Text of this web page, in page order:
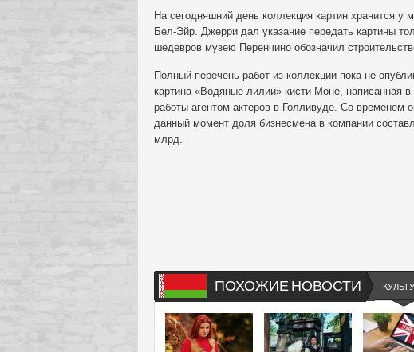
На сегодняшний день коллекция картин хранится у
Бел-Эйр. Джерри дал указание передать картины
шедевров музею Перенчино обозначил
Полный перечень работ из коллекции пока не
картина «Водяные лилии» кисти Моне, написанная
работы агентом актеров в Голливуде. Со временем
данный момент доля бизнесмена в компании
млрд.
ПОХОЖИЕ НОВОСТИ